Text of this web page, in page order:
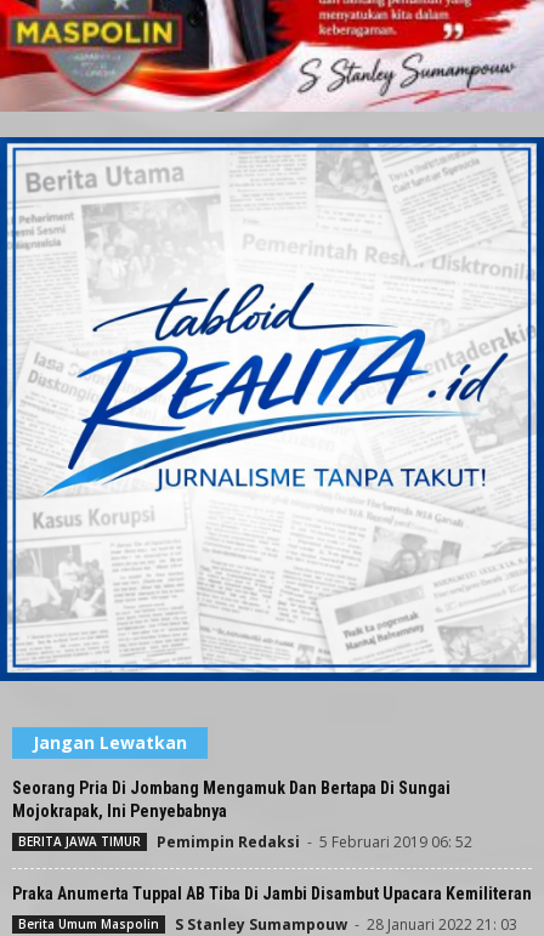
Jangan Lewatkan
Seorang Pria Di Jombang Mengamuk Dan Bertapa Di Sungai
Mojokrapak, Ini Penyebabnya
BERITA JAWA TIMUR Pemimpin Redaksi - 5 Februari 2019 06: 52
Praka Anumerta Tuppal AB Tiba Di Jambi Disambut Upacara Kemiliteran
Berita Umum Maspolin S Stanley Sumampouw - 28 Januari 2022 21: 03